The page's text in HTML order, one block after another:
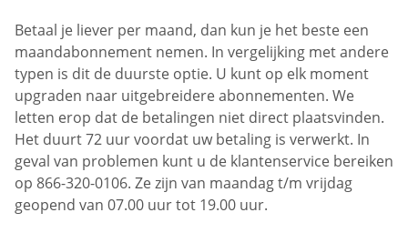
Betaal je liever per maand, dan kun je het beste een
maandabonnement nemen. In vergelijking met andere
typen is dit de duurste optie. U kunt op elk moment
upgraden naar uitgebreidere abonnementen. We
letten erop dat de betalingen niet direct plaatsvinden.
Het duurt 72 uur voordat uw betaling is verwerkt. In
geval van problemen kunt u de klantenservice bereiken
op 866-320-0106. Ze zijn van maandag t/m vrijdag
geopend van 07.00 uur tot 19.00 uur.